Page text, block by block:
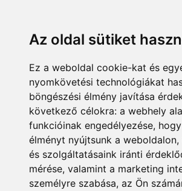
Az oldal sütiket
Ez a weboldal cookie-kat és
nyomkövetési technológiákat
böngészési élmény javítása
következő célokra: a webhely
funkcióinak engedélyezése,
élményt nyújtsunk a weboldalon,
és szolgáltatásaink iránti
mérése, valamint a marketing
személyre szabása, az Ön